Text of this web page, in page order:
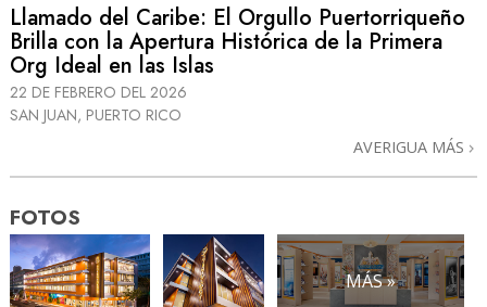
Llamado del Caribe: El Orgullo Puertorriqueño
Brilla con la Apertura Histórica de la Primera
Org Ideal en las Islas
22 DE FEBRERO DEL 2026
SAN JUAN, PUERTO RICO
AVERIGUA MÁS
FOTOS
MÁS »